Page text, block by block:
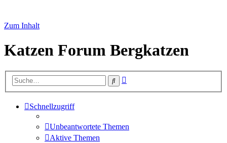
Zum Inhalt
Katzen Forum Bergkatzen
Suche
Schnellzugriff
Unbeantwortete Themen
Aktive Themen